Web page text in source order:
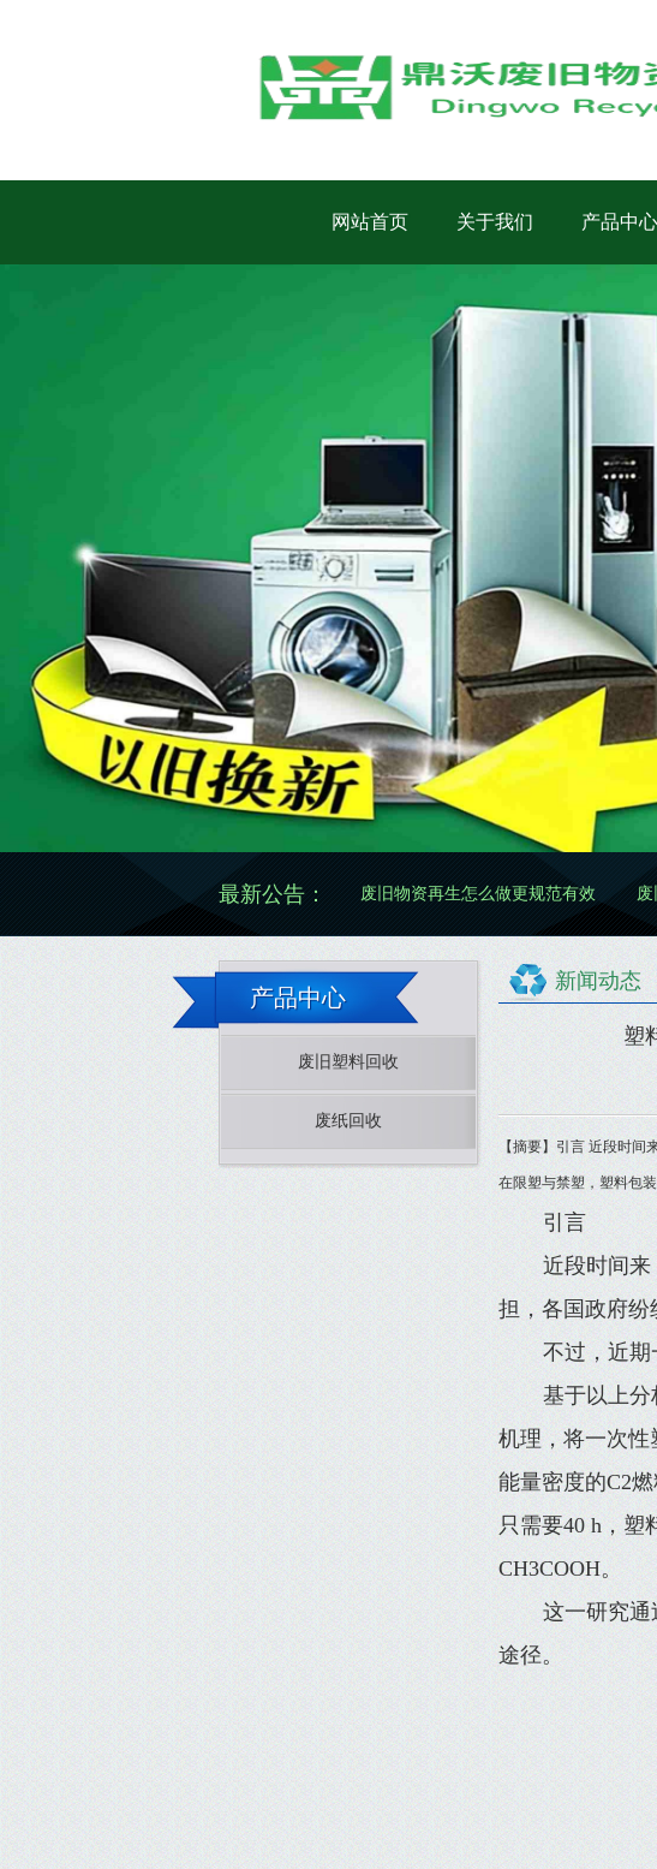
网站首页 关于我们 产品中心
最新公告：废旧物资再生怎么做更规范有效 废旧物资价格
产品中心
废旧塑料回收
废纸回收
新闻动态
塑
【摘要】引言 近段时
在限塑与禁塑，塑料包
引言
近段时间
担，各国政府纷
不过，近期
基于以上
机理，将一次性
能量密度的C2
只需要40 h，塑
CH3COOH。
这一研究
途径。